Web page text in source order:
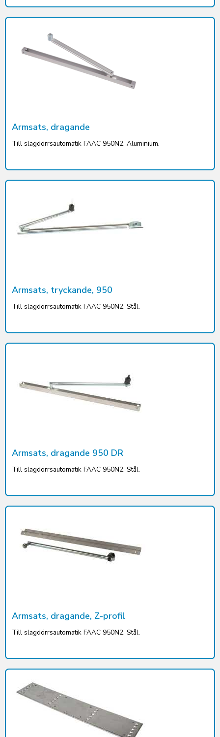
Armsats, dragande
Till slagdörrsautomatik FAAC 950N2. Aluminium.
Armsats, tryckande, 950
Till slagdörrsautomatik FAAC 950N2. Stål.
Armsats, dragande 950 DR
Till slagdörrsautomatik FAAC 950N2. Stål.
Armsats, dragande, Z-profil
Till slagdörrsautomatik FAAC 950N2. Stål.